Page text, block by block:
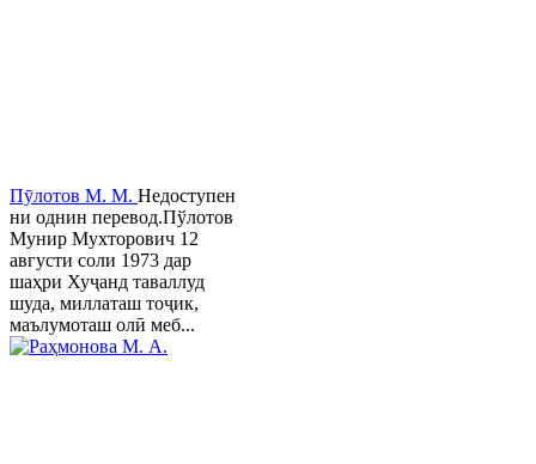
Пӯлотов М. М. Недоступен
ни однин перевод.Пўлотов
Мунир Мухторович 12
августи соли 1973 дар
шаҳри Хуҷанд таваллуд
шуда, миллаташ тоҷик,
маълумоташ олӣ меб...